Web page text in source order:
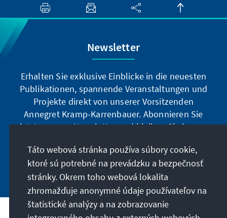
Newsletter
Erhalten Sie exklusive Einblicke in die neuesten
Publikationen, spannende Veranstaltungen und
Projekte direkt von unserer Vorsitzenden
Annegret Kramp-Karrenbauer. Abonnieren Sie
jetzt unseren Newsletter und bleiben Sie immer
Jetzt abonnieren
Táto webová stránka používa súbory cookie,
ktoré sú potrebné na prevádzku a bezpečnosť
stránky. Okrem toho webová lokalita
zhromažďuje anonymné údaje používateľov na
štatistické analýzy a na zobrazovanie